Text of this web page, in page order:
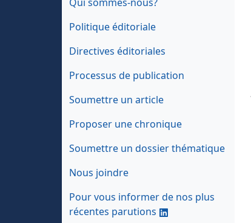
Politique éditoriale
Directives éditoriales
Processus de publication
Soumettre un article
Proposer une chronique
Soumettre un dossier thématique
Nous joindre
Pour vous informer de nos plus
récentes parutions